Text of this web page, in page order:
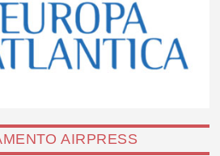
AIRPRESS